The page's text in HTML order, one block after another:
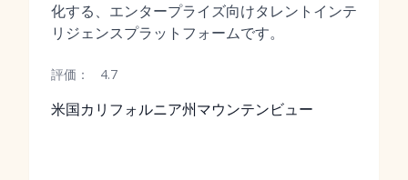
化する、エンタープライズ向けタレントインテ
リジェンスプラットフォームです。
評価： 4.7
米国カリフォルニア州マウンテンビュー